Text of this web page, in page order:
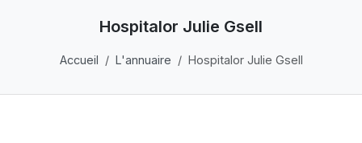
Hospitalor Julie Gsell
Accueil L'annuaire Hospitalor Julie Gsell